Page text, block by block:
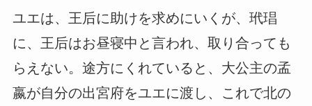
ユエは、王后に助けを求めにいくが、玳琩
に、王后はお昼寝中と言われ、取り合っても
らえない。途方にくれていると、大公主の孟
嬴が自分の出宮府をユエに渡し、これで北の